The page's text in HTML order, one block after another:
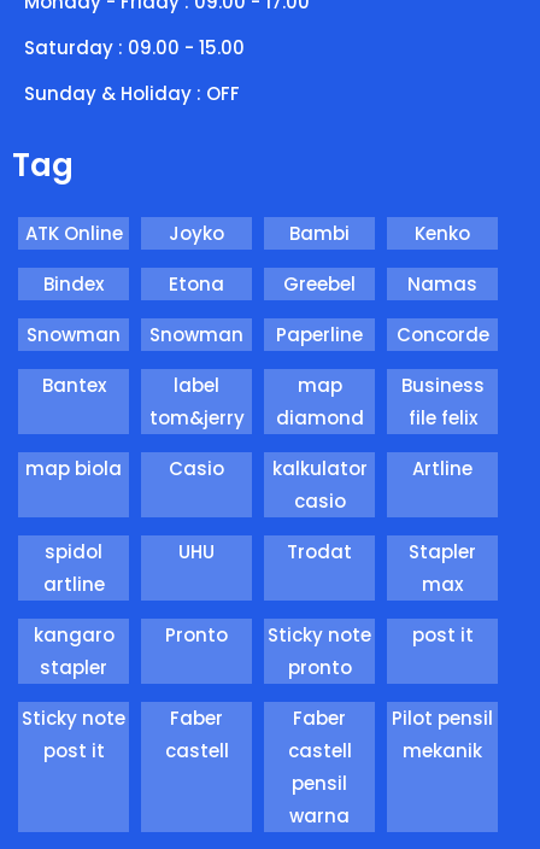
Saturday : 09.00 - 15.00
Sunday & Holiday : OFF
Tag
ATK Online Joyko Bambi
Kenko
Bindex
Etona Greebel
Namas
Snowman
Snowman Paperline
Concorde
Bantex
label
tom&jerry
map
diamond
Business
file felix
map biola
Casio
kalkulator
casio
Artline
spidol
artline
UHU Trodat
Stapler
max
kangaro
stapler
Pronto
Sticky note
pronto
post it
Sticky note
post it
Faber
castell
Faber
castell
pensil
warna
Pilot pensil
mekanik